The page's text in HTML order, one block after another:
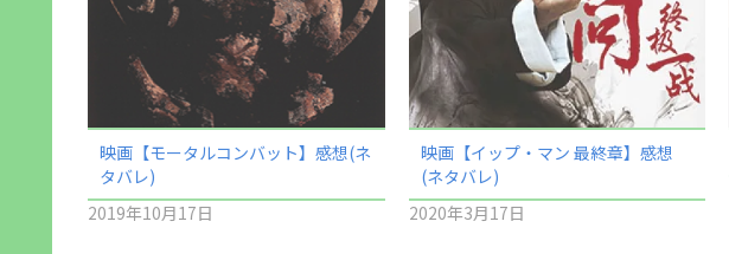
映画【モータルコンバット】感想(ネ
タバレ)
2019年10月17日
映画【イップ・マン 最終章】感想
(ネタバレ)
2020年3月17日